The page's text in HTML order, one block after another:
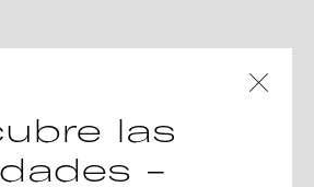
las
-